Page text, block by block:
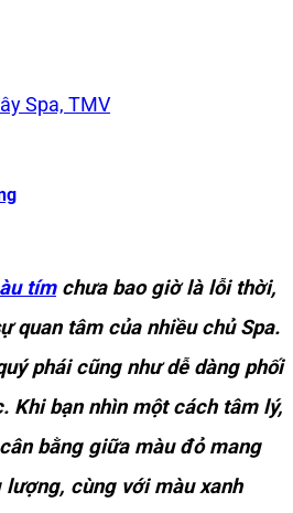
Spa, TMV
tímchưa bao giờ là lỗi thời,
quan tâm của nhiều chủ Spa.
phái cũng như dễ dàng phối
Khi bạn nhìn một cách tâm lý,
bằng giữa màu đỏ mang
cùng với màu xanh